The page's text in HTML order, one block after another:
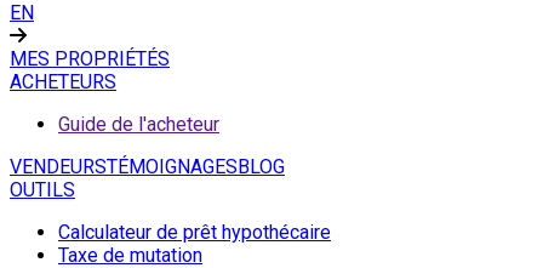
EN
MES PROPRIÉTÉS
ACHETEURS
Guide de l'acheteur
VENDEURSTÉMOIGNAGESBLOG
OUTILS
Calculateur de prêt hypothécaire
Taxe de mutation